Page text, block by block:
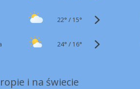
22° / 15°
24° / 16°
i na świecie